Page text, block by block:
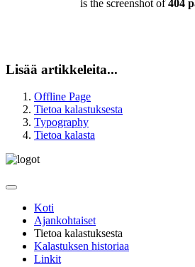
is the screenshot of404
Lisää artikkeleita...
Offline Page
Tietoa kalastuksesta
Typography
Tietoa kalasta
Koti
Ajankohtaiset
Tietoa kalastuksesta
Kalastuksen historiaa
Linkit